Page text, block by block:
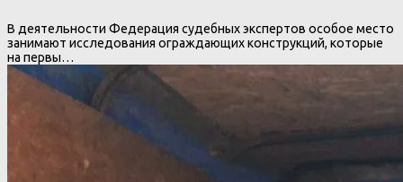
В деятельности Федерация судебных экспертов особое место
занимают исследования ограждающих конструкций, которые
на первы…